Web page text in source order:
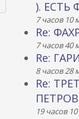
). ЕСТЬ
7 часов 10
Re:
7 часов 40
Re:
8 часов 28
Re:
19 часов